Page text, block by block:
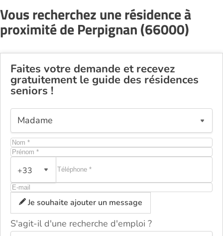
Vous recherchez une résidence à
proximité de Perpignan (66000)
Faites votre demande et recevez
gratuitement le guide des résidences
seniors !
+33
Je souhaite ajouter un message
S'agit-il d'une recherche d'emploi ?